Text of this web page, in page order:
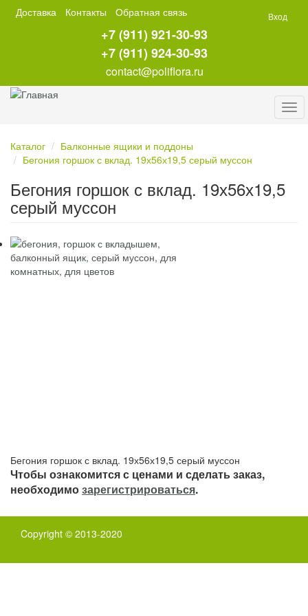
Перейти
Доставка Контакты Обратная связь
+7 (911) 921-30-93
+7 (911) 924-30-93
contact@poliflora.ru
Вход
Каталог
Балконные ящики и поддоны
Бегония горшок с вклад. 19х56х19,5 серый муссон
Бегония горшок с вклад. 19х56х19,5
серый муссон
Бегония горшок с вклад. 19х56х19,5 серый муссон
Чтобы ознакомится с ценами и сделать заказ,
необходимозарегистрироваться.
Copyright © 2013-2020